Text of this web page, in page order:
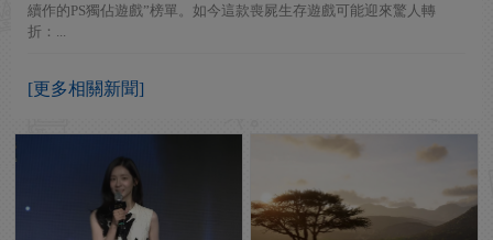
續作的PS獨佔遊戲”榜單。如今這款喪屍生存遊戲可能迎來驚人轉
折：...
[更多相關新聞]